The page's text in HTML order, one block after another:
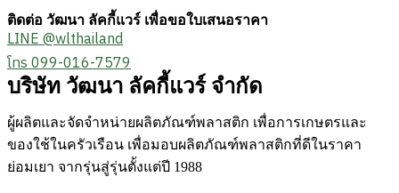
ติดต่อ วัฒนา ลัคกี้แวร์ เพื่อขอใบเสนอราคา
LINE @wlthailand
โทร 099-016-7579
บริษัท วัฒนา ลัคกี้แวร์ จำกัด
ผู้ผลิตและจัดจำหน่ายผลิตภัณฑ์พลาสติก เพื่อการเกษตรและ
ของใช้ในครัวเรือน เพื่อมอบผลิตภัณฑ์พลาสติกที่ดีในราคา
ย่อมเยา จากรุ่นสู่รุ่นตั้งแต่ปี 1988